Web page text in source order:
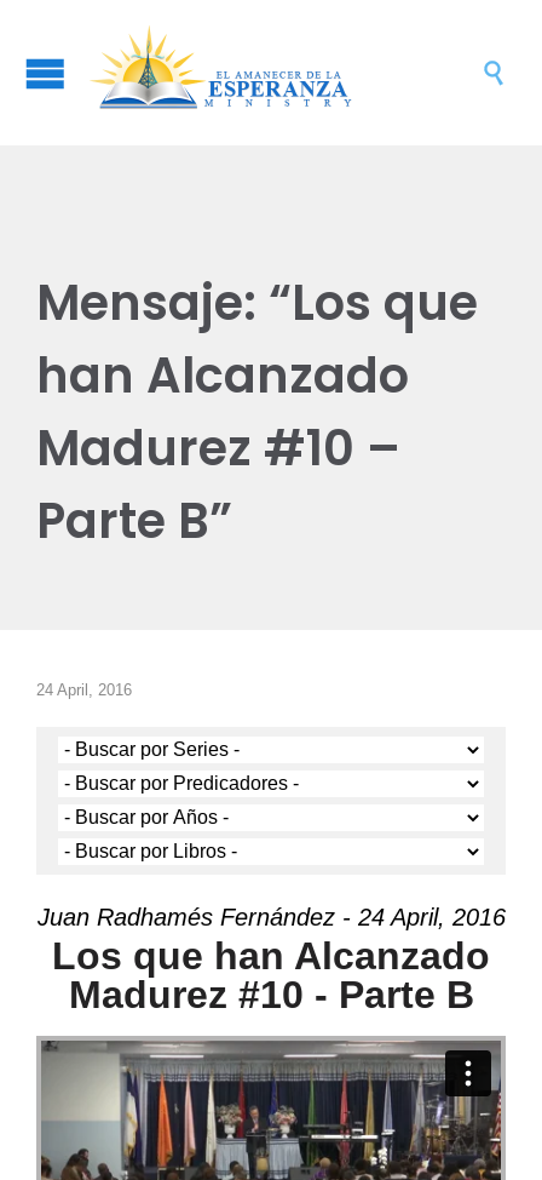

Mensaje: “Los que
han Alcanzado
Madurez #10 –
Parte B”
24 April, 2016
Juan Radhamés Fernández - 24 April, 2016
Los que han Alcanzado
Madurez #10 - Parte B